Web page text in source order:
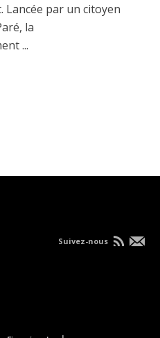
par un citoyen
la
...
Suivez-nous